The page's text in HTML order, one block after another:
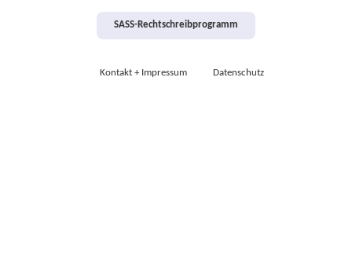
SASS-Rechtschreibprogramm
Kontakt + Impressum Datenschutz